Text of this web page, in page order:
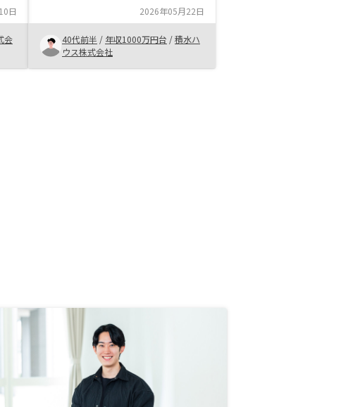
、
で
対
日
会
い、始めました。 物件も東京でわ
からないことありましたがプロとし
てのお勧めも安心感ありましたし、
チームとしての対応も良く、他にも
勧められそうです。全てが全てライ
2026年05月22日
40代前半 / 年収1000万円台 /積水ハ
ウス株式会社